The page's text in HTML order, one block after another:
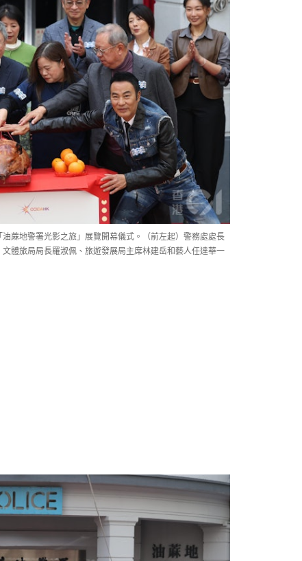
蔴地警署光影之旅」展覽開幕儀式。（前左起）警務處處長
體旅局局長羅淑佩、旅遊發展局主席林建岳和藝人任達華一